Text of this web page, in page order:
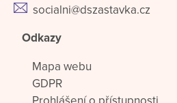
socialni@dszastavka.cz
Odkazy
Mapa webu
GDPR